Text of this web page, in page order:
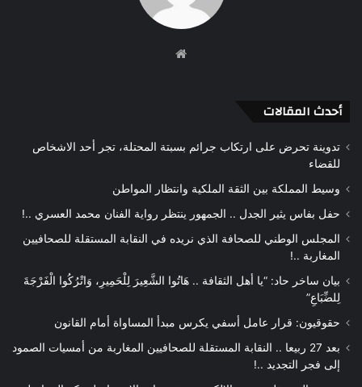
أحدث المقالات
تدوينة تحرض على ارتكاب جرائم بسبتة المحتلة، تجر أحد الاشخاص
للقضاء
وسيط المملكة بين الثقة الملكية وانتظار المواطن
حفل بفاس يثير الجدل .. الجمهور ينتظر رواية الفنان محمد العسري ..!
المجلس الوطني للصحافة الذي نريده في النقابة المستقلة للصحافيين
المغاربة ..!
بيان ساخر حاد: “يا أهل الثقافة .. هَاتُوا الشَّعِيرَ لِلْحَمِيرِ، وَاتْرُكُوا الْفَرْجَةَ
لِلضِّبَاعِ”
حقوقيون: قرار عامل أسفي يكرس مبدأ المساواة أمام القانون
بعد 27 ربيعا .. النقابة المستقلة للصحافيين المغاربة من أمسيات الصمود
إلى فجر التجديد ..!